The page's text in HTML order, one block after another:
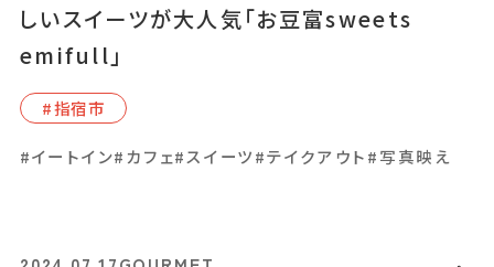
しいスイーツが大人気「お豆富sweets
emifull」
#指宿市
#イートイン#カフェ#スイーツ#テイクアウト#写真映え
漁港グルメを楽しんで！
#枕崎市
#2024オープン